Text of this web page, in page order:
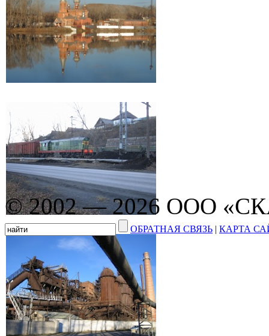
© 2002 — 2026 ООО
ОБРАТНАЯ СВЯЗЬ | КАРТА